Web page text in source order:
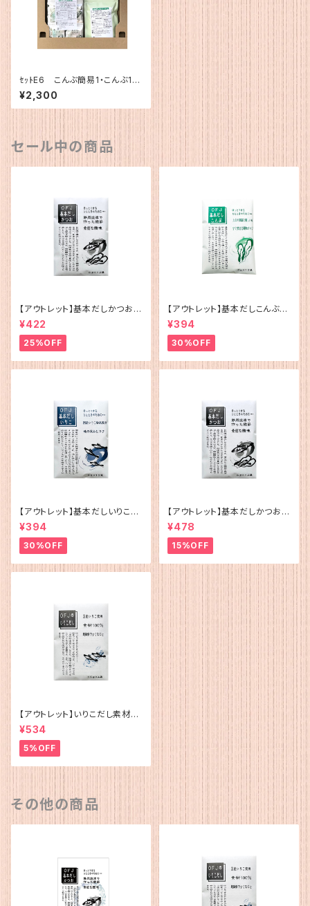
ｾｯﾄE6 こんぶ簡易1・こんぶ12
0g
¥2,300
セール中の商品
【アウトレット】基本だしかつお
（5g×12）
¥422
25%OFF
【アウトレット】基本だしこんぶ（5
g×12）
¥394
30%OFF
【アウトレット】基本だしいりこ（5
g×12）
¥394
30%OFF
【アウトレット】基本だしかつお
（5g×12）
¥478
15%OFF
【アウトレット】いりこだし素材10
0%(15g×4)
¥534
5%OFF
その他の商品